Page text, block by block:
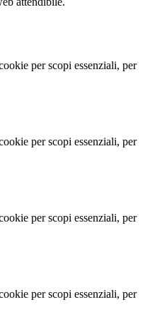
per scopi essenziali, per
per scopi essenziali, per
per scopi essenziali, per
per scopi essenziali, per